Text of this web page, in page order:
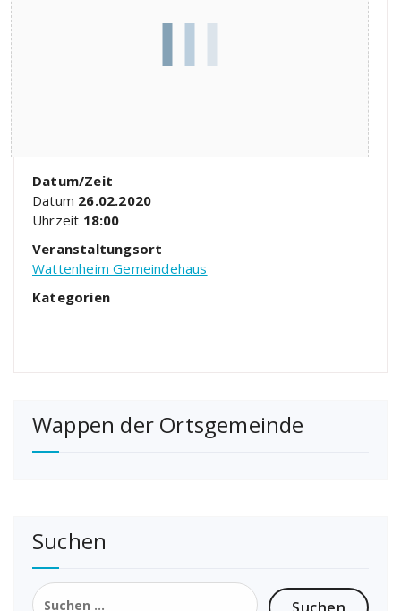
Datum/Zeit
Datum 26.02.2020
Uhrzeit 18:00
Veranstaltungsort
Wattenheim Gemeindehaus
Kategorien
Wappen der Ortsgemeinde
Suchen
Suchen